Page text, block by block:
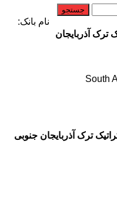
نام بانک:
آذربایجان جنوبی